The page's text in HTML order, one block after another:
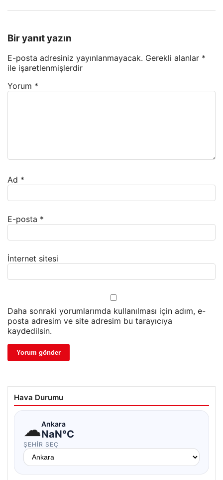
Bir yanıt yazın
E-posta adresiniz yayınlanmayacak. Gerekli alanlar *
ile işaretlenmişlerdir
Yorum *
Ad *
E-posta *
İnternet sitesi
Daha sonraki yorumlarımda kullanılması için adım, e-
posta adresim ve site adresim bu tarayıcıya
kaydedilsin.
Hava Durumu
☁Ankara
NaN°C
ŞEHIR SEÇ